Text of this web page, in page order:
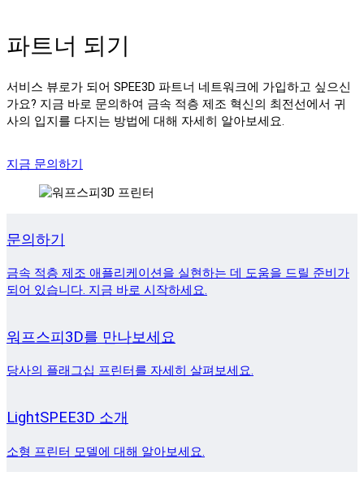
파트너 되기
서비스 뷰로가 되어 SPEE3D 파트너 네트워크에 가입하고 싶으신
가요? 지금 바로 문의하여 금속 적층 제조 혁신의 최전선에서 귀
사의 입지를 다지는 방법에 대해 자세히 알아보세요.
지금 문의하기
문의하기
금속 적층 제조 애플리케이션을 실현하는 데 도움을 드릴 준비가
되어 있습니다. 지금 바로 시작하세요.
워프스피3D를 만나보세요
당사의 플래그십 프린터를 자세히 살펴보세요.
LightSPEE3D 소개
소형 프린터 모델에 대해 알아보세요.